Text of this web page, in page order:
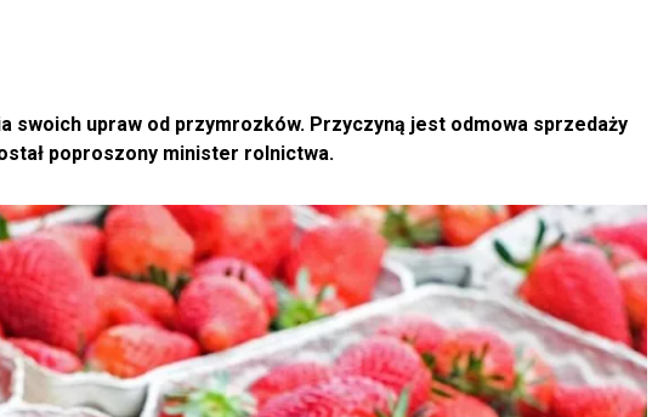
swoich upraw od przymrozków. Przyczyną jest odmowa sprzedaży
poproszony minister rolnictwa.